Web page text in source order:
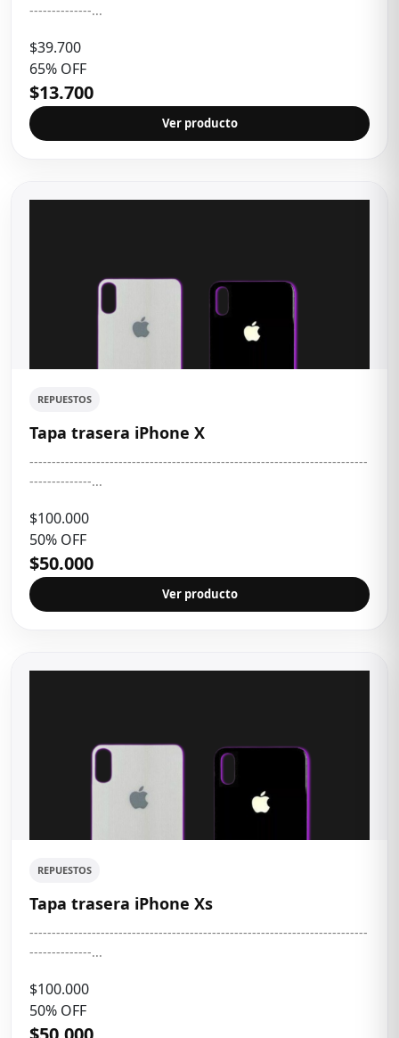
--------------...
$39.700
65% OFF
$13.700
Ver producto
REPUESTOS
Tapa trasera iPhone X
----------------------------------------------------------------------------
--------------...
$100.000
50% OFF
$50.000
Ver producto
REPUESTOS
Tapa trasera iPhone Xs
----------------------------------------------------------------------------
--------------...
$100.000
50% OFF